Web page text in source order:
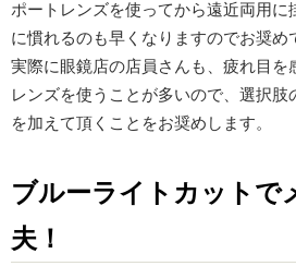
ポートレンズを使ってから遠近両用に
に慣れるのも早くなりますのでお奨め
実際に眼鏡店の店員さんも、疲れ目を
レンズを使うことが多いので、選択
を加えて頂くことをお奨めします。
ブルーライトカットで
夫！